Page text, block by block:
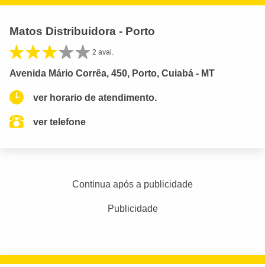
Matos Distribuidora - Porto
2 aval.
Avenida Mário Corrêa, 450, Porto, Cuiabá - MT
ver horario de atendimento.
ver telefone
Continua após a publicidade
Publicidade